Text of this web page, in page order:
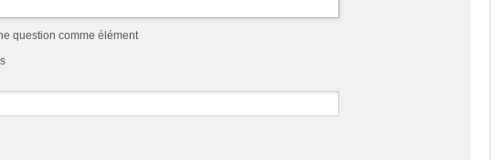
question comme élément